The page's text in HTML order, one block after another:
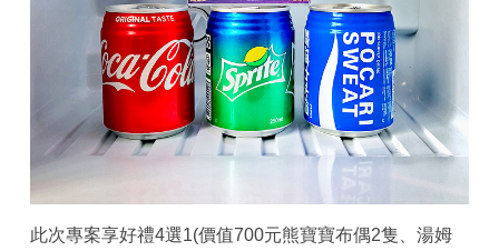
此次專案享好禮4選1(價值700元熊寶寶布偶2隻、湯姆